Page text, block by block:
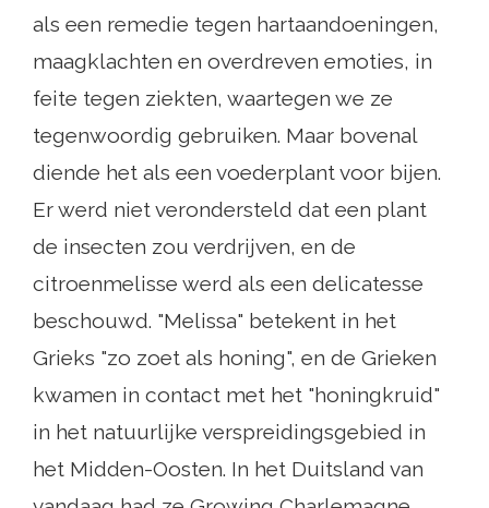
als een remedie tegen hartaandoeningen,
maagklachten en overdreven emoties, in
feite tegen ziekten, waartegen we ze
tegenwoordig gebruiken. Maar bovenal
diende het als een voederplant voor bijen.
Er werd niet verondersteld dat een plant
de insecten zou verdrijven, en de
citroenmelisse werd als een delicatesse
beschouwd. "Melissa" betekent in het
Grieks "zo zoet als honing", en de Grieken
kwamen in contact met het "honingkruid"
in het natuurlijke verspreidingsgebied in
het Midden-Oosten. In het Duitsland van